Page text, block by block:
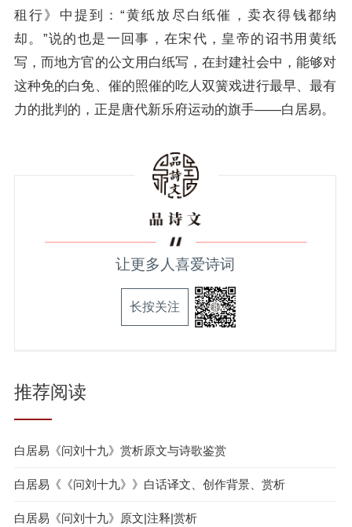
租行》中提到：“黄纸放尽白纸催，卖衣得钱都纳
却。”说的也是一回事，在宋代，皇帝的诏书用黄纸
写，而地方官的公文用白纸写，在封建社会中，能够对
这种免的白免、催的照催的吃人双簧戏进行最早、最有
力的批判的，正是唐代新乐府运动的旗手——白居易。
让更多人喜爱诗词
长按关注
推荐阅读
白居易《问刘十九》赏析原文与诗歌鉴赏
白居易《《问刘十九》》白话译文、创作背景、赏析
白居易《问刘十九》原文|注释|赏析